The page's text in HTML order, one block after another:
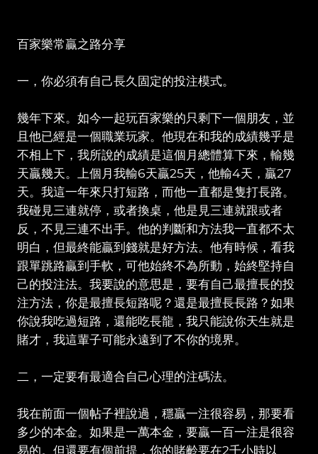
百家樂常贏之路分享
一，你必須有自己長久固定的投注模式。
幾年下來。如今一起玩百家樂的只剩下一個朋友，並
且他已經是一個職業玩家。他現在和我的成績幾乎是
不相上下，我所說的成績是這個月總體算下來，輸幾
天贏幾天。上個月我輸6天贏25天，他輸4天，贏27
天。我這一年來只打短路，而他一直都是隻打長路。
我碰見三連就停，或者換桌，他是見三連就跟或者
反，不見三連不出手。他的判斷和方法我一直都不太
明白，但最終能贏到錢就是好方法。他有時候，看我
跟單跳路贏到手軟，可他始終不為所動，始終堅持自
己的投注法。我要說的意思是，要有自己最擅長的投
注方法，你是最擅長短路呢？還是最擅長長路？如果
你說我吃過短路，還能吃長龍，我只能說你天生就是
賭才，我這輩子可能永遠到了不你的境界。
二，一定要有最適合自己心理的注碼法。
我在前面一個帖子裡說過，穩贏一注很容易，那要看
多少的本金。如果是一萬本金，要贏一百一注是很容
易的。但還要有個前提，你的賭齡要在2千小時以